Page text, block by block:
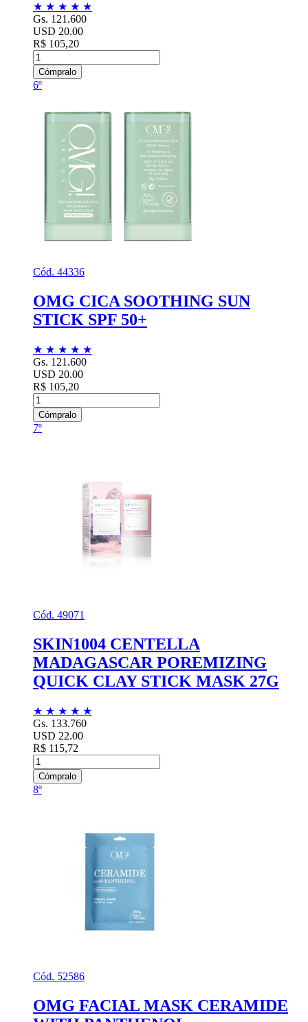
★ ★ ★ ★ ★
Gs. 121.600
USD 20.00
R$ 105,20
Cómpralo
6º
Cód. 44336
OMG CICA SOOTHING SUN
STICK SPF 50+
★ ★ ★ ★ ★
Gs. 121.600
USD 20.00
R$ 105,20
Cómpralo
7º
Cód. 49071
SKIN1004 CENTELLA
MADAGASCAR POREMIZING
QUICK CLAY STICK MASK 27G
★ ★ ★ ★ ★
Gs. 133.760
USD 22.00
R$ 115,72
Cómpralo
8º
Cód. 52586
OMG FACIAL MASK CERAMIDE